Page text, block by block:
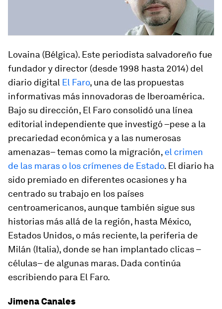
Lovaina (Bélgica). Este periodista salvadoreño fue
fundador y director (desde 1998 hasta 2014) del
diario digital El Faro, una de las propuestas
informativas más innovadoras de Iberoamérica.
Bajo su dirección, El Faro consolidó una línea
editorial independiente que investigó –pese a la
precariedad económica y a las numerosas
amenazas– temas como la migración, el crimen
de las maras o los crímenes de Estado. El diario ha
sido premiado en diferentes ocasiones y ha
centrado su trabajo en los países
centroamericanos, aunque también sigue sus
historias más allá de la región, hasta México,
Estados Unidos, o más reciente, la periferia de
Milán (Italia), donde se han implantado clicas –
células– de algunas maras. Dada continúa
escribiendo para El Faro.
Jimena Canales